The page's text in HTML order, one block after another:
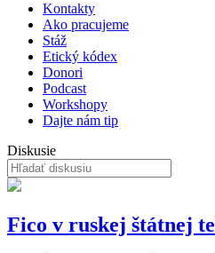
Kontakty
Ako pracujeme
Stáž
Etický kódex
Donori
Podcast
Workshopy
Dajte nám tip
Diskusie
Fico v ruskej štátnej